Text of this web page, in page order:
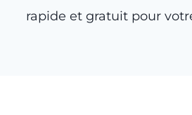
rapide et gratuit pour